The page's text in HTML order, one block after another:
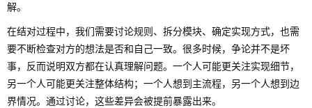
解。
在结对过程中，我们需要讨论规则、拆分模块、确定实现方式，也需
要不断检查对方的想法是否和自己一致。很多时候，争论并不是坏
事，反而说明双方都在认真理解问题。一个人可能更关注实现细节，
另一个人可能更关注整体结构；一个人想到主流程，另一个人想到边
界情况。通过讨论，这些差异会被提前暴露出来。